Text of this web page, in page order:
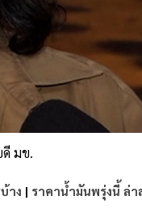
ดี มข.
าง | ราคาน้ำมันพรุ่งนี้ ล่า